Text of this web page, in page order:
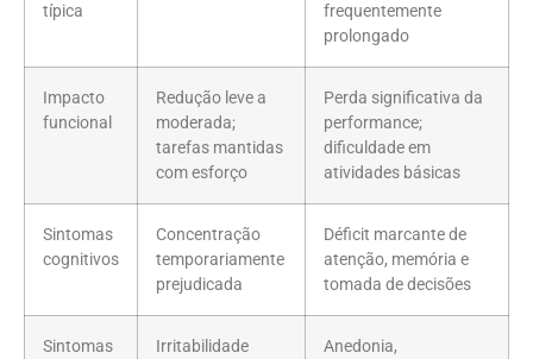
típica
frequentemente
prolongado
Impacto
funcional
Redução leve a
moderada;
tarefas mantidas
com esforço
Perda significativa da
performance;
dificuldade em
atividades básicas
Sintomas
cognitivos
Concentração
temporariamente
prejudicada
Déficit marcante de
atenção, memória e
tomada de decisões
Sintomas
Irritabilidade
Anedonia,